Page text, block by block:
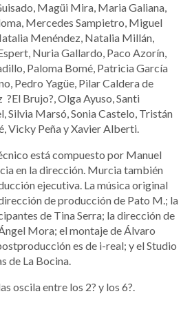
Magüi Mira, Maria Galiana,
Mercedes Sampietro, Miguel
Menéndez, Natalia Millán,
Nuria Gallardo, Paco Azorín,
Paloma Bomé, Patricia García
Pedro Yagüe, Pilar Caldera de
Brujo?, Olga Ayuso, Santi
Silvia Marsó, Sonia Castelo, Tristán
Vicky Peña y Xavier Alberti.
está compuesto por Manuel
en la dirección. Murcia también
ejecutiva. La música original
de producción de Pato M.; la
de Tina Serra; la dirección de
Mora; el montaje de Álvaro
es de i-real; y el Studio
de La Bocina.
oscila entre los 2? y los 6?.